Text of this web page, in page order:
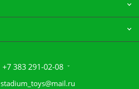
+7 383 291-02-08
stadium_toys@mail.ru